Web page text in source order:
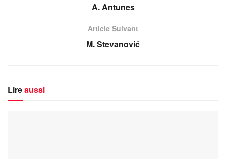
A. Antunes
Article Suivant
M. Stevanović
Lireaussi